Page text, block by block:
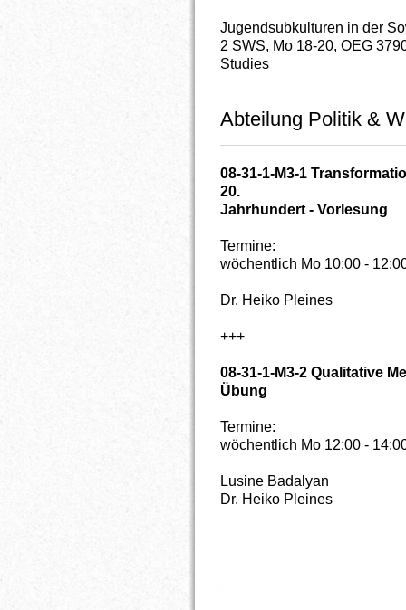
Jugendsubkulturen in der
2 SWS, Mo 18-20, OEG
Studies
Abteilung Politik &
08-31-1-M3-1
20.
Jahrhundert - Vorlesung
Termine:
wöchentlich Mo 10:00 -
Dr. Heiko Pleines
+++
08-31-1-M3-2 Qualitative
Übung
Termine:
wöchentlich Mo 12:00 -
Lusine Badalyan
Dr. Heiko Pleines